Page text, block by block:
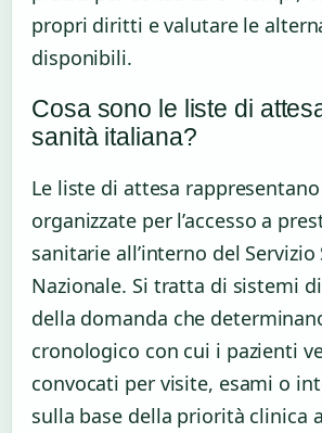
propri diritti e valutare le
disponibili.
Cosa sono le liste di
sanità italiana?
Le liste di attesa
organizzate per l’accesso a
sanitarie all’interno del
Nazionale. Si tratta di sistemi
della domanda che
cronologico con cui i pazienti
convocati per visite, esami o
sulla base della priorità clinica